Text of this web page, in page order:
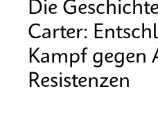
Die
Carter:
Kampf gegen
Resistenzen